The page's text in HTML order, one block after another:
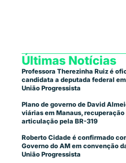
Últimas Notícias
Professora Therezinha Ruiz é
candidata a deputada federal
União Progressista
Plano de governo de David
viárias em Manaus,
articulação pela BR-319
Roberto Cidade é confirmado
Governo do AM em convenção
União Progressista